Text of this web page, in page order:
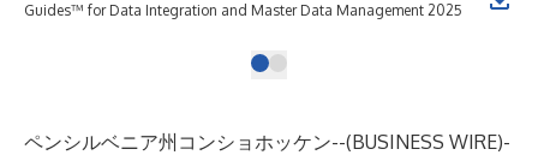
Guides™ for Data Integration and Master Data Management 2025
ペンシルベニア州コンショホッケン--(BUSINESS WIRE)-